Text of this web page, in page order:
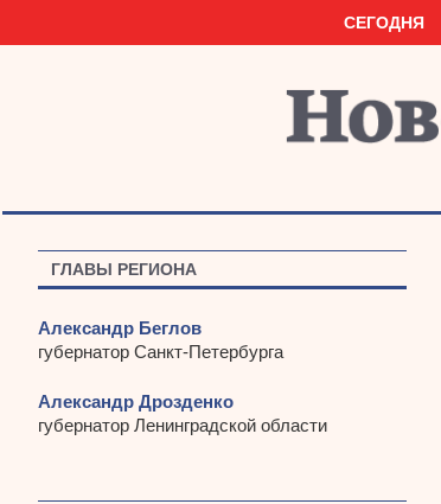
СЕГОДНЯ
ГЛАВЫ РЕГИОНА
Александр Беглов
губернатор Санкт-Петербурга
Александр Дрозденко
губернатор Ленинградской области